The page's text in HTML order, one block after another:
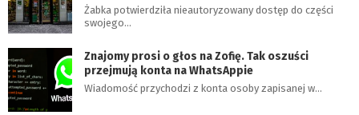
Żabka potwierdziła nieautoryzowany dostęp do części
swojego…
Znajomy prosi o głos na Zofię. Tak oszuści
przejmują konta na WhatsAppie
Wiadomość przychodzi z konta osoby zapisanej w…